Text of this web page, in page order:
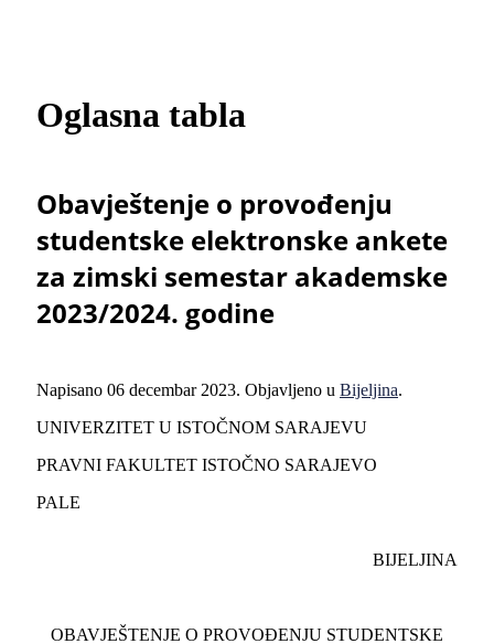
Oglasna tabla
Obavještenje o provođenju
studentske elektronske ankete
za zimski semestar akademske
2023/2024. godine
Napisano 06 decembar 2023. Objavljeno u Bijeljina.
UNIVERZITET U ISTOČNOM SARAJEVU
PRAVNI FAKULTET ISTOČNO SARAJEVO
PALE
BIJELJINA
OBAVJEŠTENJE O PROVOĐENJU STUDENTSKE